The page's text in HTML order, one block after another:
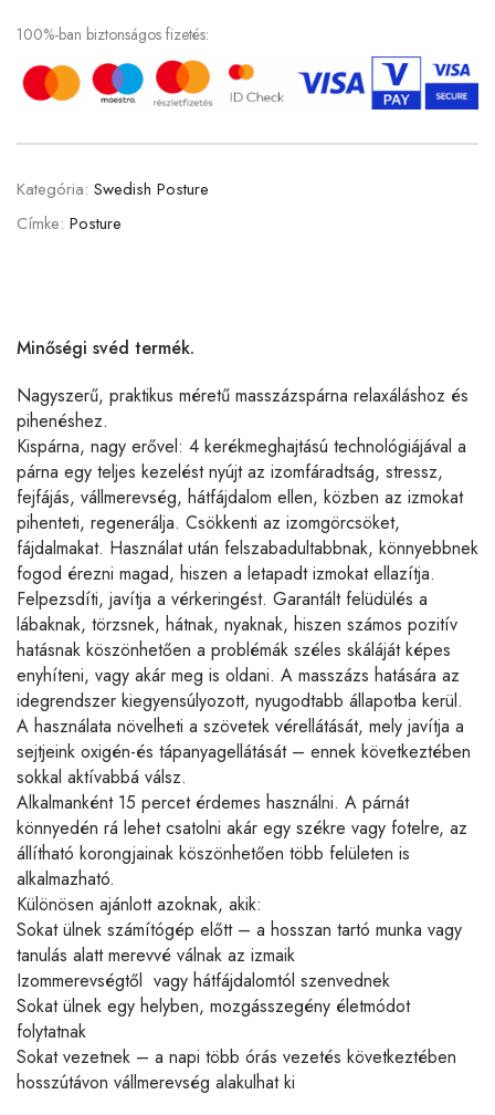
100%-ban biztonságos fizetés:
Kategória: Swedish Posture
Címke: Posture
Minőségi svéd termék.
Nagyszerű, praktikus méretű masszázspárna relaxáláshoz és
pihenéshez.
Kispárna, nagy erővel: 4 kerékmeghajtású technológiájával a
párna egy teljes kezelést nyújt az izomfáradtság, stressz,
fejfájás, vállmerevség, hátfájdalom ellen, közben az izmokat
pihenteti, regenerálja. Csökkenti az izomgörcsöket,
fájdalmakat. Használat után felszabadultabbnak, könnyebbnek
fogod érezni magad, hiszen a letapadt izmokat ellazítja.
Felpezsdíti, javítja a vérkeringést. Garantált felüdülés a
lábaknak, törzsnek, hátnak, nyaknak, hiszen számos pozitív
hatásnak köszönhetően a problémák széles skáláját képes
enyhíteni, vagy akár meg is oldani. A masszázs hatására az
idegrendszer kiegyensúlyozott, nyugodtabb állapotba kerül.
A használata növelheti a szövetek vérellátását, mely javítja a
sejtjeink oxigén-és tápanyagellátását – ennek következtében
sokkal aktívabbá válsz.
Alkalmanként 15 percet érdemes használni. A párnát
könnyedén rá lehet csatolni akár egy székre vagy fotelre, az
állítható korongjainak köszönhetően több felületen is
alkalmazható.
Különösen ajánlott azoknak, akik:
Sokat ülnek számítógép előtt – a hosszan tartó munka vagy
tanulás alatt merevvé válnak az izmaik
Izommerevségtől vagy hátfájdalomtól szenvednek
Sokat ülnek egy helyben, mozgásszegény életmódot
folytatnak
Sokat vezetnek – a napi több órás vezetés következtében
hosszútávon vállmerevség alakulhat ki